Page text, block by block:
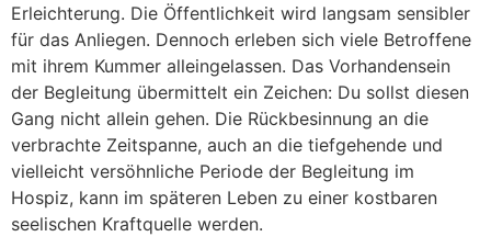
Erleichterung. Die Öffentlichkeit wird langsam sensibler
für das Anliegen. Dennoch erleben sich viele Betroffene
mit ihrem Kummer alleingelassen. Das Vorhandensein
der Begleitung übermittelt ein Zeichen: Du sollst diesen
Gang nicht allein gehen. Die Rückbesinnung an die
verbrachte Zeitspanne, auch an die tiefgehende und
vielleicht versöhnliche Periode der Begleitung im
Hospiz, kann im späteren Leben zu einer kostbaren
seelischen Kraftquelle werden.